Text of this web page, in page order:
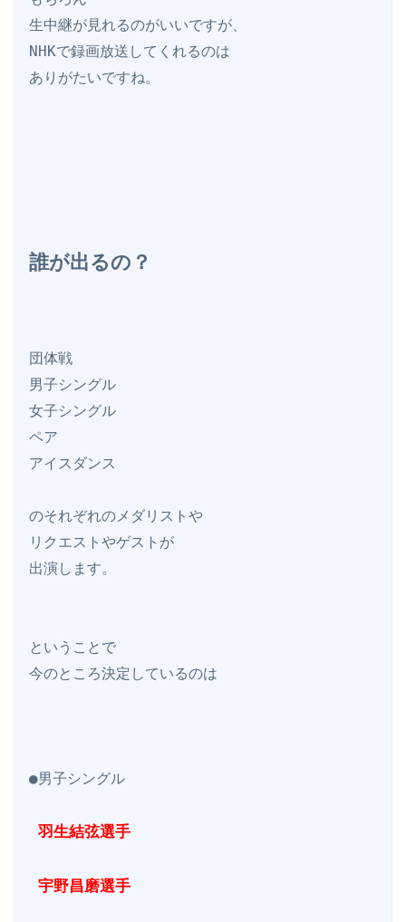
生中継が見れるのがいいですが、
NHKで録画放送してくれるのは
ありがたいですね。
誰が出るの？
団体戦
男子シングル
女子シングル
ペア
アイスダンス
のそれぞれのメダリストや
リクエストやゲストが
出演します。
ということで
今のところ決定しているのは
●男子シングル
羽生結弦選手
宇野昌磨選手